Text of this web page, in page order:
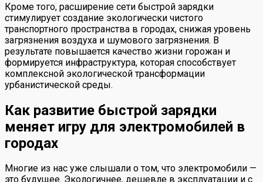
Кроме того, расширение сети быстрой зарядки
стимулирует создание экологически чистого
транспортного пространства в городах, снижая уровень
загрязнения воздуха и шумового загрязнения. В
результате повышается качество жизни горожан и
формируется инфраструктура, которая способствует
комплексной экологической трансформации
урбанистической среды.
Как развитие быстрой зарядки
меняет игру для электромобилей в
городах
Многие из нас уже слышали о том, что электромобили —
это будущее. Экологичнее, дешевле в эксплуатации и с